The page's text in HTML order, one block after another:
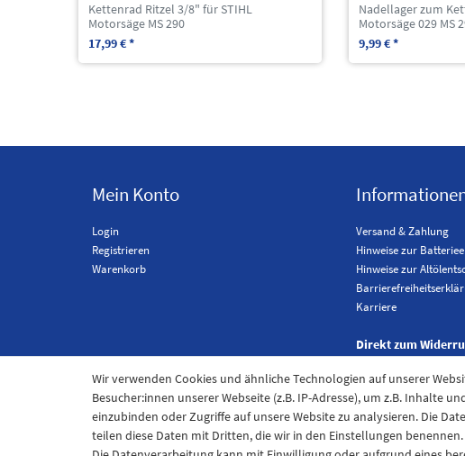
Kettenrad Ritzel 3/8" für STIHL
Motorsäge MS 290
17,99 € *
Nadellager zum
Motorsäge 029 MS
9,99 € *
Mein Konto
Login
Registrieren
Warenkorb
Versand & Zahlung
Hinweise zur
Hinweise zur
Karriere
Direkt zum
Wir verwenden Cookies und ähnliche Technologien auf unserer
Besucher:innen unserer Webseite (z.B. IP-Adresse), um z.B. Inhalte
einzubinden oder Zugriffe auf unsere Website zu analysieren. Die
teilen diese Daten mit Dritten, die wir in den Einstellungen benennen.